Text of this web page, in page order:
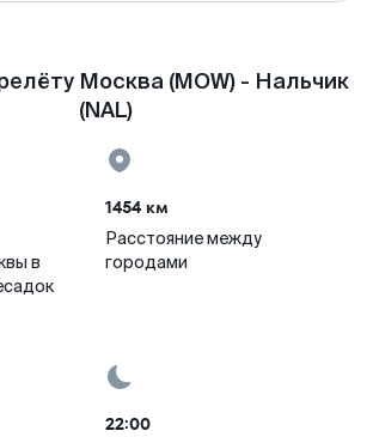
Москва (MOW) - Нальчик
(NAL)
в
1454 км
Расстояние между
городами
22:00